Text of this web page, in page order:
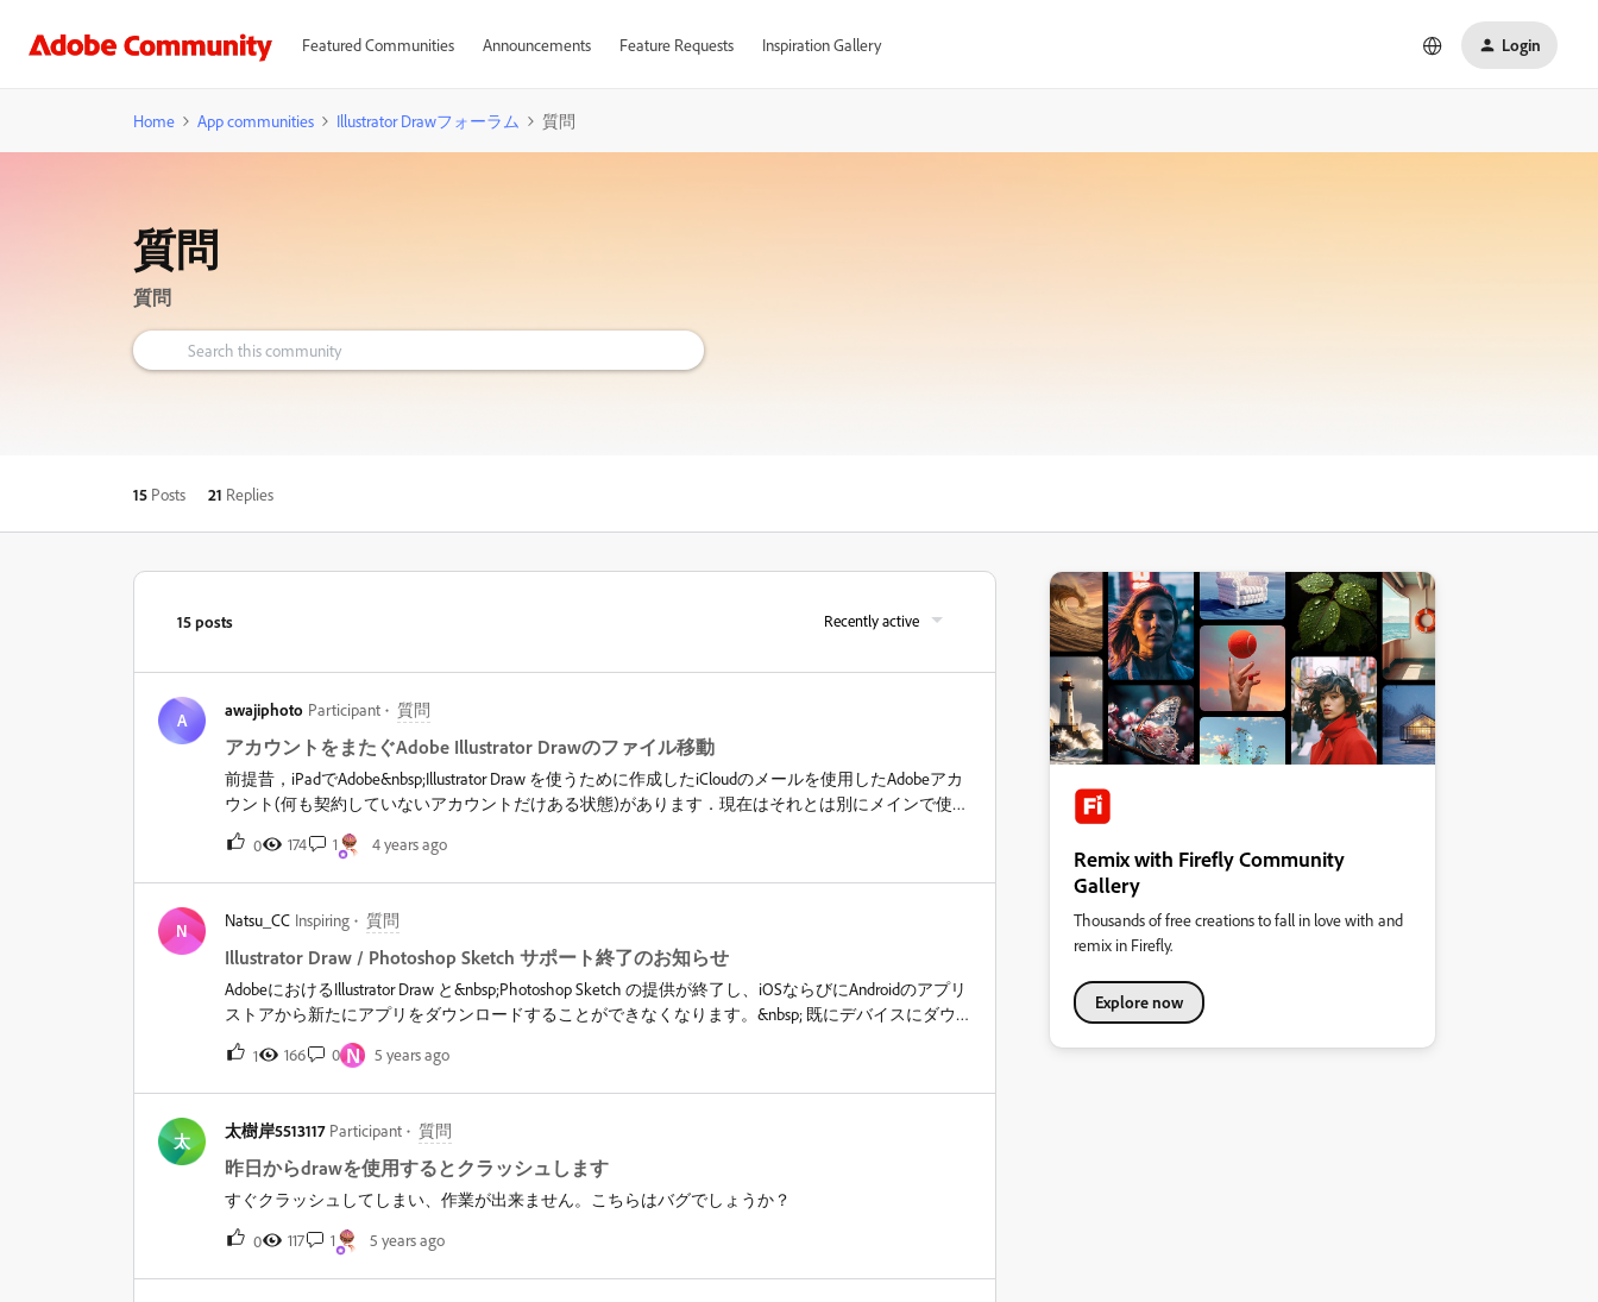
Featured Communities Announcements Feature Requests Inspiration Gallery Login
Home App communities Illustrator Drawフォーラム 質問
質問
質問
15 Posts 21 Replies
15 posts Recently active
A
awajiphoto Participant 質問
アカウントをまたぐAdobe Illustrator Drawのファイル移動
前提昔，iPadでAdobe&nbsp;Illustrator Draw を使うために作成したiCloudのメールを使用したAdobeアカ
ウント(何も契約していないアカウントだけある状態)があります．現在はそれとは別にメインで使用
しているGmailでログインしているAdobeアカウント(フォトプラン契約中)があります．これらのアカ
ウントはともに同一PCの別々のブラウザからログインできます．&nbsp;現状現在，
Adobe&nbsp;Illustrator Drawの大量のファイルを，iCloudのアカウントから，Gmailのほうのアカウント
プリから，Adobe&nbsp;Illustrator Draw上で作ったファイルを閲覧，編集できればと考えております．
&nbsp;実施した作業iCloudのAdobeアカウント上で，Adobe&nbsp;Illustrator DrawのデータをFrescoのデー
タに移行するところまでは行いました．そのデータは現在，iCloudのAdobeアカウント上のクラウド
ドキュメントに保存されています．これ以降，どのようにすれば操作をすればよろしいでしょう
か．AdobeのクラウドドキュメントをPCにダウンロードしてみようと試みましたが不可能でした．ま
た，お問い合わせのほうに質問しましたが，こちらのほうで投稿して意見を募ってほしいと回答が
0 174 1 4 years ago
N
Natsu_CC Inspiring 質問
Illustrator Draw / Photoshop Sketch サポート終了のお知らせ
AdobeにおけるIllustrator Draw と&nbsp;Photoshop Sketch の提供が終了し、iOSならびにAndroidのアプリ
ストアから新たにアプリをダウンロードすることができなくなります。&nbsp; 既にデバイスにダウ
ンロード済みのものに関しては、引き続きご使用いただくことができます。アプリをシームレスに
お使いいただくには、全てのアセットをそのまま使用した形でFrescoに簡単に移行することができま
す。&nbsp; &nbsp; Illustrator Draw と Photoshop Sketch&nbsp;の最高のツールや機能、テクノロジーの全
満足させるツールや機能を兼ね備えながら、初心者も含めてあらゆるレベルのクリエイターが使用
できるシンプルな作業フローを実現しています。Illustrator Draw と Photoshop Sketch のプロジェクト
は、自動的に&nbsp;Fresco&nbsp;でご使用いただけますので、ぜひお試しください。&nbsp; Adobe
Fresco&nbsp;の詳細については、製品ページをご覧ください。&nbsp; &nbsp; 詳細やその他の質問につ
いては、サポート終了に関するFAQをご覧ください。&nbsp; &nbsp;
1 166 0 N 5 years ago
太
太樹岸5513117 Participant 質問
昨日からdrawを使用するとクラッシュします
すぐクラッシュしてしまい、作業が出来ません。こちらはバグでしょうか？
0 117 1 5 years ago
Remix with Firefly Community
Gallery
Thousands of free creations to fall in love with and
remix in Firefly.
Explore now